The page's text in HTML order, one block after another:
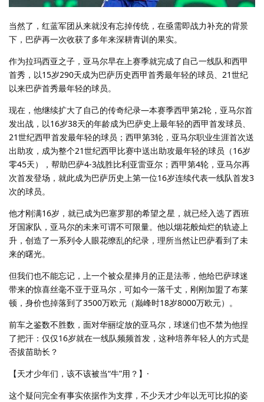
当然了，红蓝军团从来就没有忘掉传统，在亟需即战力补充的背景
下，巴萨再一次收获了多年来深耕青训的果实。
作为拉玛西亚之子，亚马尔早在上赛季就完成了自己一线队和西甲
首秀，以15岁290天成为巴萨历史西甲首秀最年轻的球员、21世纪
以来巴萨首秀最年轻的球员。
现在，他继续扩大了自己的传奇纪录—本赛季西甲第2轮，亚马尔首
发出战，以16岁38天的年龄成为巴萨史上最年轻的西甲首发球员、
21世纪西甲首发最年轻的球员；西甲第3轮，亚马尔职业生涯首次送
出助攻，成为整个21世纪西甲比赛中送出助攻最年轻的球员（16岁
零45天），帮助巴萨4-3战胜比利亚雷亚尔；西甲第4轮，亚马尔再
次首发登场，就此成为巴萨历史上第一位16岁连续代表一线队首发3
次的球员。
他才刚满16岁，就已成为巴塞罗那的希望之星，就已经入选了西班
牙国家队，亚马尔的未来可谓不可限量。他以烟花般灿烂的轨迹上
升，创造了一系列令人眼花缭乱的纪录，理所当然让巴萨看到了未
来的曙光。
但我们也不能忘记，上一个被众星捧月的正是法蒂，他给巴萨球迷
带来的惊喜丝毫不亚于亚马尔，可如今一落千丈，刚刚加盟了布莱
顿，身价也掉落到了3500万欧元（巅峰时18岁8000万欧元）。
前车之鉴数不胜数，面对华丽绽放的亚马尔，球迷们也不禁为他捏
了把汗：仅仅16岁就在一线队频频首发，这种培养年轻人的方式是
否拔苗助长？
【天才少年们，该不该被当“牛”用？】·
这个疑问完全有事实依据作为支撑，不少天才少年以无可比拟的姿